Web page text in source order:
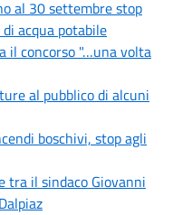
al 30 settembre stop
acqua potabile
il concorso "…una volta
al pubblico di alcuni
boschivi, stop agli
il sindaco Giovanni